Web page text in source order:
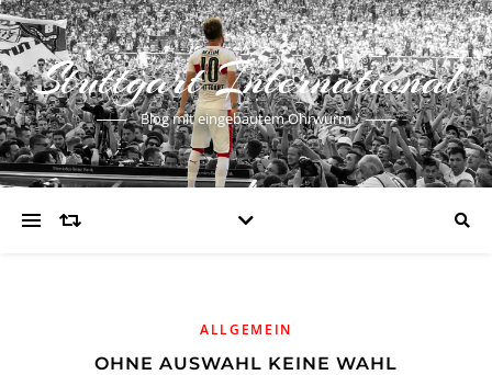
Stuttgart International
Blog mit eingebautem Ohrwurm
ALLGEMEIN
OHNE AUSWAHL KEINE WAHL